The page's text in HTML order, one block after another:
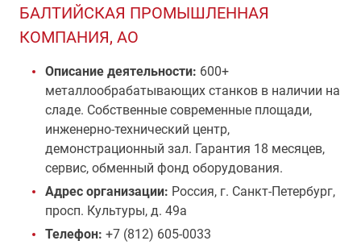
БАЛТИЙСКАЯ ПРОМЫШЛЕННАЯ
КОМПАНИЯ, АО
Описание деятельности: 600+
металлообрабатывающих станков в наличии на
сладе. Собственные современные площади,
инженерно-технический центр,
демонстрационный зал. Гарантия 18 месяцев,
сервис, обменный фонд оборудования.
Адрес организации: Россия, г. Санкт-Петербург,
просп. Культуры, д. 49а
Телефон: +7 (812) 605-0033